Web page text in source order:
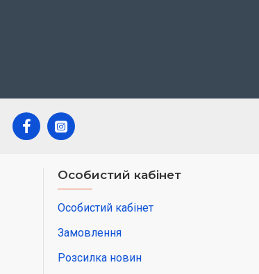
Особистий кабінет
Особистий кабінет
Замовлення
Розсилка новин